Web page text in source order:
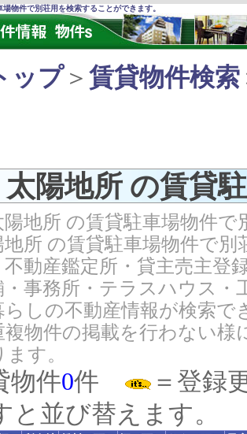
場物件で別荘用を検索することができます。
ップ＞ 賃貸物件検索
太陽地所 の賃貸
地所 の賃貸駐車場物件
地所 の賃貸駐車場物件で
不動産鑑定所・貸主売主登
・事務所・テラスハウス
らしの不動産情報が検索
複物件の掲載を行わない
す。
物件0件
＝登録
と並び替えます。